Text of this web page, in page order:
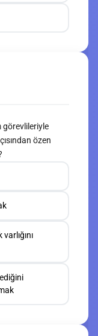
görevlileriyle
özen